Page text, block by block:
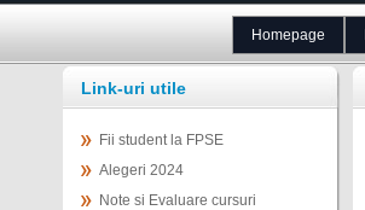
Homepage
Link-uri utile
Fii student la FPSE
Alegeri 2024
Note si Evaluare cursuri